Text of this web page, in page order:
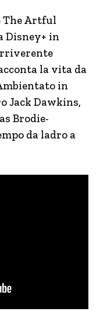
The Artful
Disney+ in
la vita da
in
Jack Dawkins,
Brodie-
da ladro a